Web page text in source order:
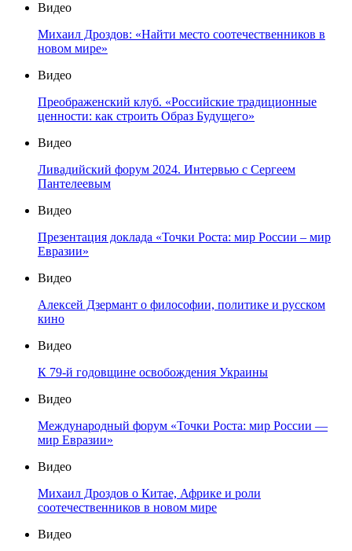
Видео
Михаил Дроздов: «Найти место соотечественников в
новом мире»
Видео
Преображенский клуб. «Российские традиционные
ценности: как строить Образ Будущего»
Видео
Ливадийский форум 2024. Интервью с Сергеем
Пантелеевым
Видео
Презентация доклада «Точки Роста: мир России – мир
Евразии»
Видео
Алексей Дзермант о философии, политике и русском
кино
Видео
К 79-й годовщине освобождения Украины
Видео
Международный форум «Точки Роста: мир России —
мир Евразии»
Видео
Михаил Дроздов о Китае, Африке и роли
соотечественников в новом мире
Видео